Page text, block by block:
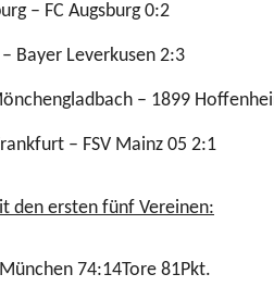
– FC Augsburg 0:2
Bayer Leverkusen 2:3
– 1899
– FSV Mainz 05 2:1
den ersten fünf Vereinen:
74:14Tore 81Pkt.